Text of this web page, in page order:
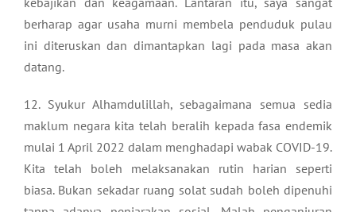
berharap agar usaha murni membela penduduk pulau
ini diteruskan dan dimantapkan lagi pada masa akan
datang.
12. Syukur Alhamdulillah, sebagaimana semua sedia
maklum negara kita telah beralih kepada fasa endemik
mulai 1 April 2022 dalam menghadapi wabak COVID-19.
Kita telah boleh melaksanakan rutin harian seperti
biasa. Bukan sekadar ruang solat sudah boleh dipenuhi